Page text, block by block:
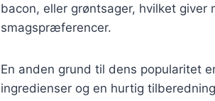
bacon, eller grøntsager, hvilket
smagspræferencer.
En anden grund til dens popularitet
ingredienser og en hurtig